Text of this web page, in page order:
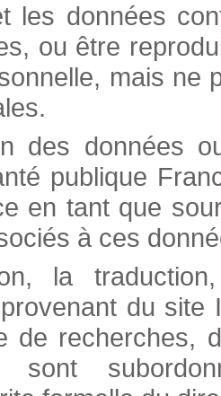
les données
ou être
mais ne
des données
publique
en tant que
à ces
la
provenant du
de recherches,
sont